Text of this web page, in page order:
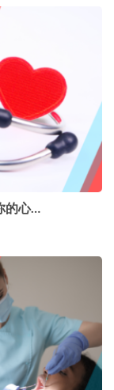
心…